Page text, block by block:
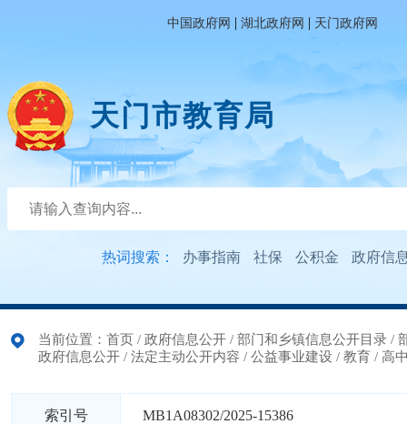
中国政府网 | 湖北政府网 | 天门政府网
天门市教育局
热词搜索： 办事指南 社保 公积金 政府信
当前位置： 首页 / 政府信息公开 / 部门和乡镇信息公开目录 /
政府信息公开 / 法定主动公开内容 / 公益事业建设 / 教育 / 高
索引号 MB1A08302/2025-15386